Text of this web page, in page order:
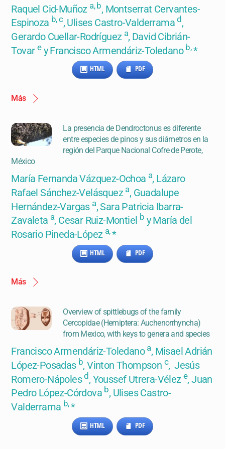
Raquel Cid-Muñoz a, b, Montserrat Cervantes-
Espinoza b, c, Ulises Castro-Valderramad ,
Gerardo Cuellar-Rodríguez a, David Cibrián-
Tovar ey Francisco Armendáriz-Toledano b,*
HTML PDF
Más
La presencia de Dendroctonus es diferente
entre especies de pinos y sus diámetros en la
región del Parque Nacional Cofre de Perote,
México
María Fernanda Vázquez-Ochoa a, Lázaro
Rafael Sánchez-Velásquez a, Guadalupe
Hernández-Vargas a, Sara Patricia Ibarra-
Zavaleta a, Cesar Ruiz-Montiel b y María del
Rosario Pineda-López a,*
HTML PDF
Más
Overview of spittlebugs of the family
Cercopidae (Hemiptera: Auchenorrhyncha)
from Mexico, with keys to genera and species
Francisco Armendáriz-Toledano a, Misael Adrián
López-Posadas b, Vinton Thompson c, Jesús
Romero-Nápolesd , Youssef Utrera-Véleze, Juan
Pedro López-Córdova b, Ulises Castro-
Valderrama b,*
HTML PDF